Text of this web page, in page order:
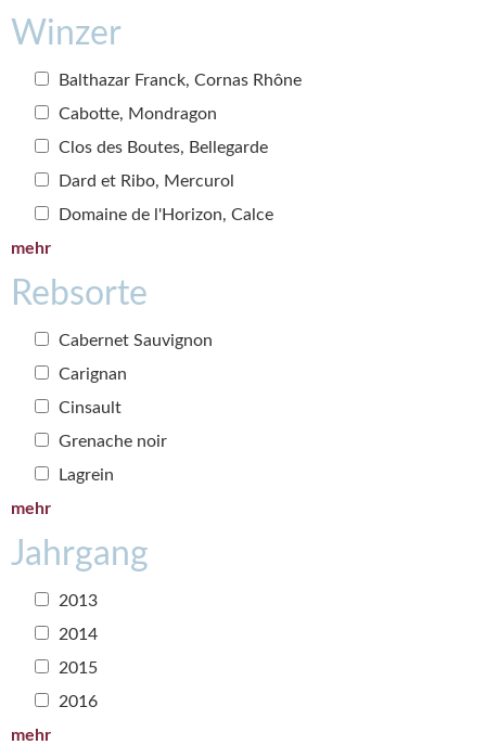
Winzer
Balthazar Franck, Cornas Rhône
Cabotte, Mondragon
Clos des Boutes, Bellegarde
Dard et Ribo, Mercurol
Domaine de l'Horizon, Calce
mehr
Rebsorte
Cabernet Sauvignon
Carignan
Cinsault
Grenache noir
Lagrein
mehr
Jahrgang
2013
2014
2015
2016
mehr